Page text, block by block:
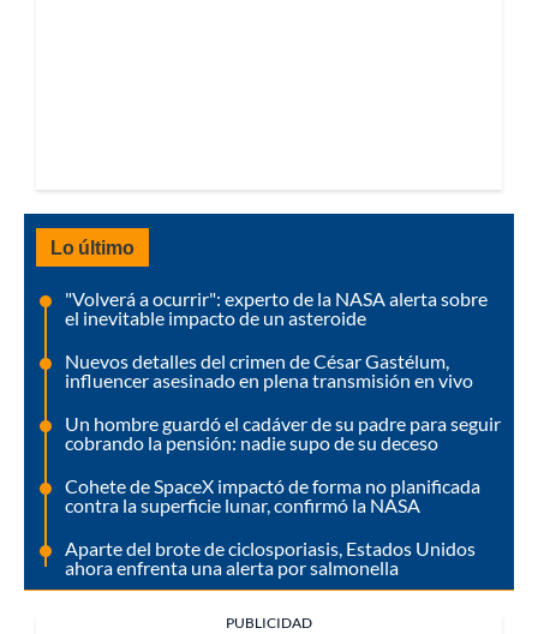
Lo último
"Volverá a ocurrir": experto de la NASA alerta sobre
el inevitable impacto de un asteroide
Nuevos detalles del crimen de César Gastélum,
influencer asesinado en plena transmisión en vivo
Un hombre guardó el cadáver de su padre para seguir
cobrando la pensión: nadie supo de su deceso
Cohete de SpaceX impactó de forma no planificada
contra la superficie lunar, confirmó la NASA
Aparte del brote de ciclosporiasis, Estados Unidos
ahora enfrenta una alerta por salmonella
PUBLICIDAD